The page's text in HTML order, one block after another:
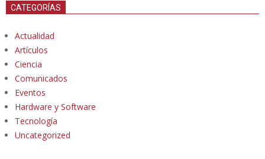
CATEGORÍAS
Actualidad
Artículos
Ciencia
Comunicados
Eventos
Hardware y Software
Tecnología
Uncategorized